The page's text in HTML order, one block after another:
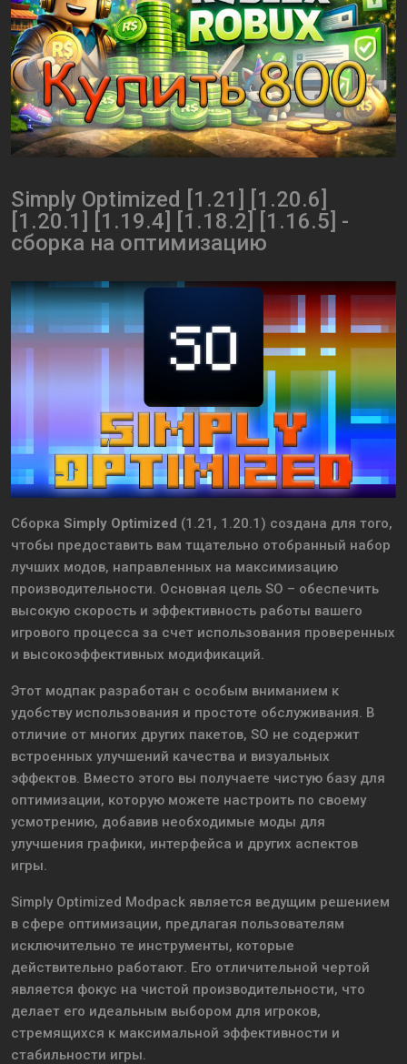
Simply Optimized [1.21] [1.20.6]
[1.20.1] [1.19.4] [1.18.2] [1.16.5] -
сборка на оптимизацию
Сборка Simply Optimized (1.21, 1.20.1) создана для того,
чтобы предоставить вам тщательно отобранный набор
лучших модов, направленных на максимизацию
производительности. Основная цель SO – обеспечить
высокую скорость и эффективность работы вашего
игрового процесса за счет использования проверенных
и высокоэффективных модификаций.
Этот модпак разработан с особым вниманием к
удобству использования и простоте обслуживания. В
отличие от многих других пакетов, SO не содержит
встроенных улучшений качества и визуальных
эффектов. Вместо этого вы получаете чистую базу для
оптимизации, которую можете настроить по своему
усмотрению, добавив необходимые моды для
улучшения графики, интерфейса и других аспектов
игры.
Simply Optimized Modpack является ведущим решением
в сфере оптимизации, предлагая пользователям
исключительно те инструменты, которые
действительно работают. Его отличительной чертой
является фокус на чистой производительности, что
делает его идеальным выбором для игроков,
стремящихся к максимальной эффективности и
стабильности игры.